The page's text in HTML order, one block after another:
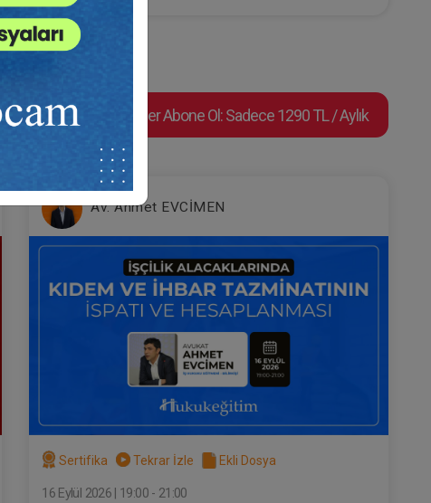
Sepete Ekle
Dilekçe 101 Video Eğitimi
TL
Av. M. Ufuk TEKİN
Süper Abone Ol: Sadece 1290 TL / Aylık
Av. Ahmet EVCİMEN
Sertifika Tekrar İzle Ekli Dosya
16 Eylül 2026 | 19:00 - 21:00